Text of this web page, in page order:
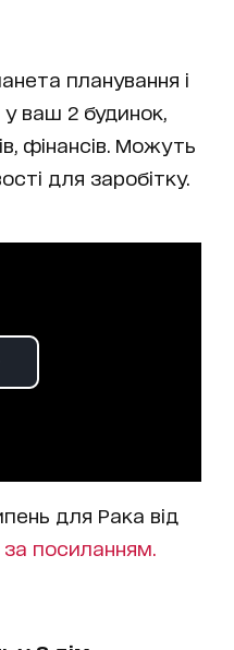
планування і
ваш 2 будинок,
фінансів. Можуть
для заробітку.
для Рака від
посиланням.